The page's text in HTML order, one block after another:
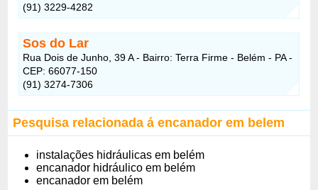
(91) 3229-4282
Sos do Lar
Rua Dois de Junho, 39 A - Bairro: Terra Firme - Belém - PA -
CEP: 66077-150
(91) 3274-7306
Pesquisa relacionada á encanador em belem
instalações hidráulicas em belém
encanador hidráulico em belém
encanador em belém